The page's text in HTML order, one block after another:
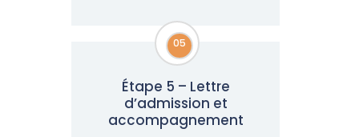
05
05
Étape 5 – Lettre
d’admission et
accompagnement